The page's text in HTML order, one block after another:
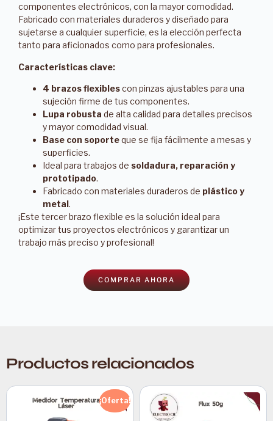
componentes electrónicos, con la mayor comodidad.
Fabricado con materiales duraderos y diseñado para
sujetarse a cualquier superficie, es la elección perfecta
tanto para aficionados como para profesionales.
Características clave:
4 brazos flexiblescon pinzas ajustables para una
sujeción firme de tus componentes.
Lupa robusta de alta calidad para detalles precisos
y mayor comodidad visual.
Base con soporteque se fija fácilmente a mesas y
superficies.
Ideal para trabajos de soldadura, reparación y
prototipado.
Fabricado con materiales duraderos de plástico y
metal.
¡Este tercer brazo flexible es la solución ideal para
optimizar tus proyectos electrónicos y garantizar un
trabajo más preciso y profesional!
COMPRAR AHORA
Productos relacionados
¡Oferta!